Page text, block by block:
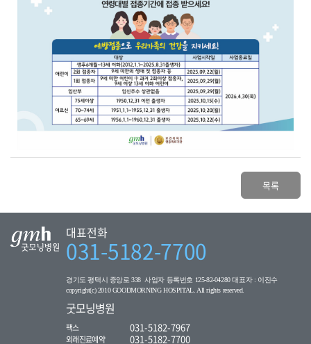
목록
대표전화
031-5182-7700
경기도 평택시 중앙로 338 사업자 등록번호 125-82-04280 대표자 : 이진수
copyright(c) 2010 GOODMORNING HOSPITAL. All rights reserved.
굿모닝병원
팩스 031-5182-7967
외래진료예약
031-5182-7700